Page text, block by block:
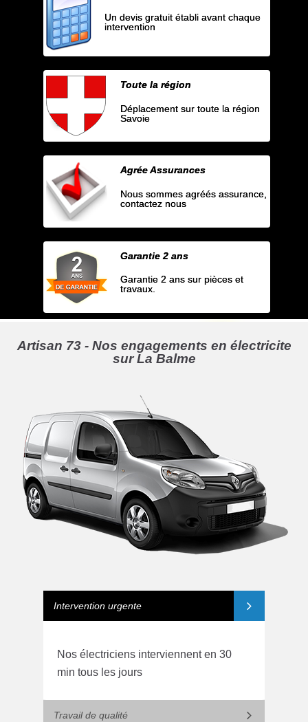
Un devis gratuit établi avant chaque
intervention
Toute la région
Déplacement sur toute la région
Savoie
Agrée Assurances
Nous sommes agréés assurance,
contactez nous
Garantie 2 ans
Garantie 2 ans sur pièces et
travaux.
Artisan 73 - Nos engagements en électricite
sur La Balme
Intervention urgente
Nos électriciens interviennent en 30
min tous les jours
Travail de qualité